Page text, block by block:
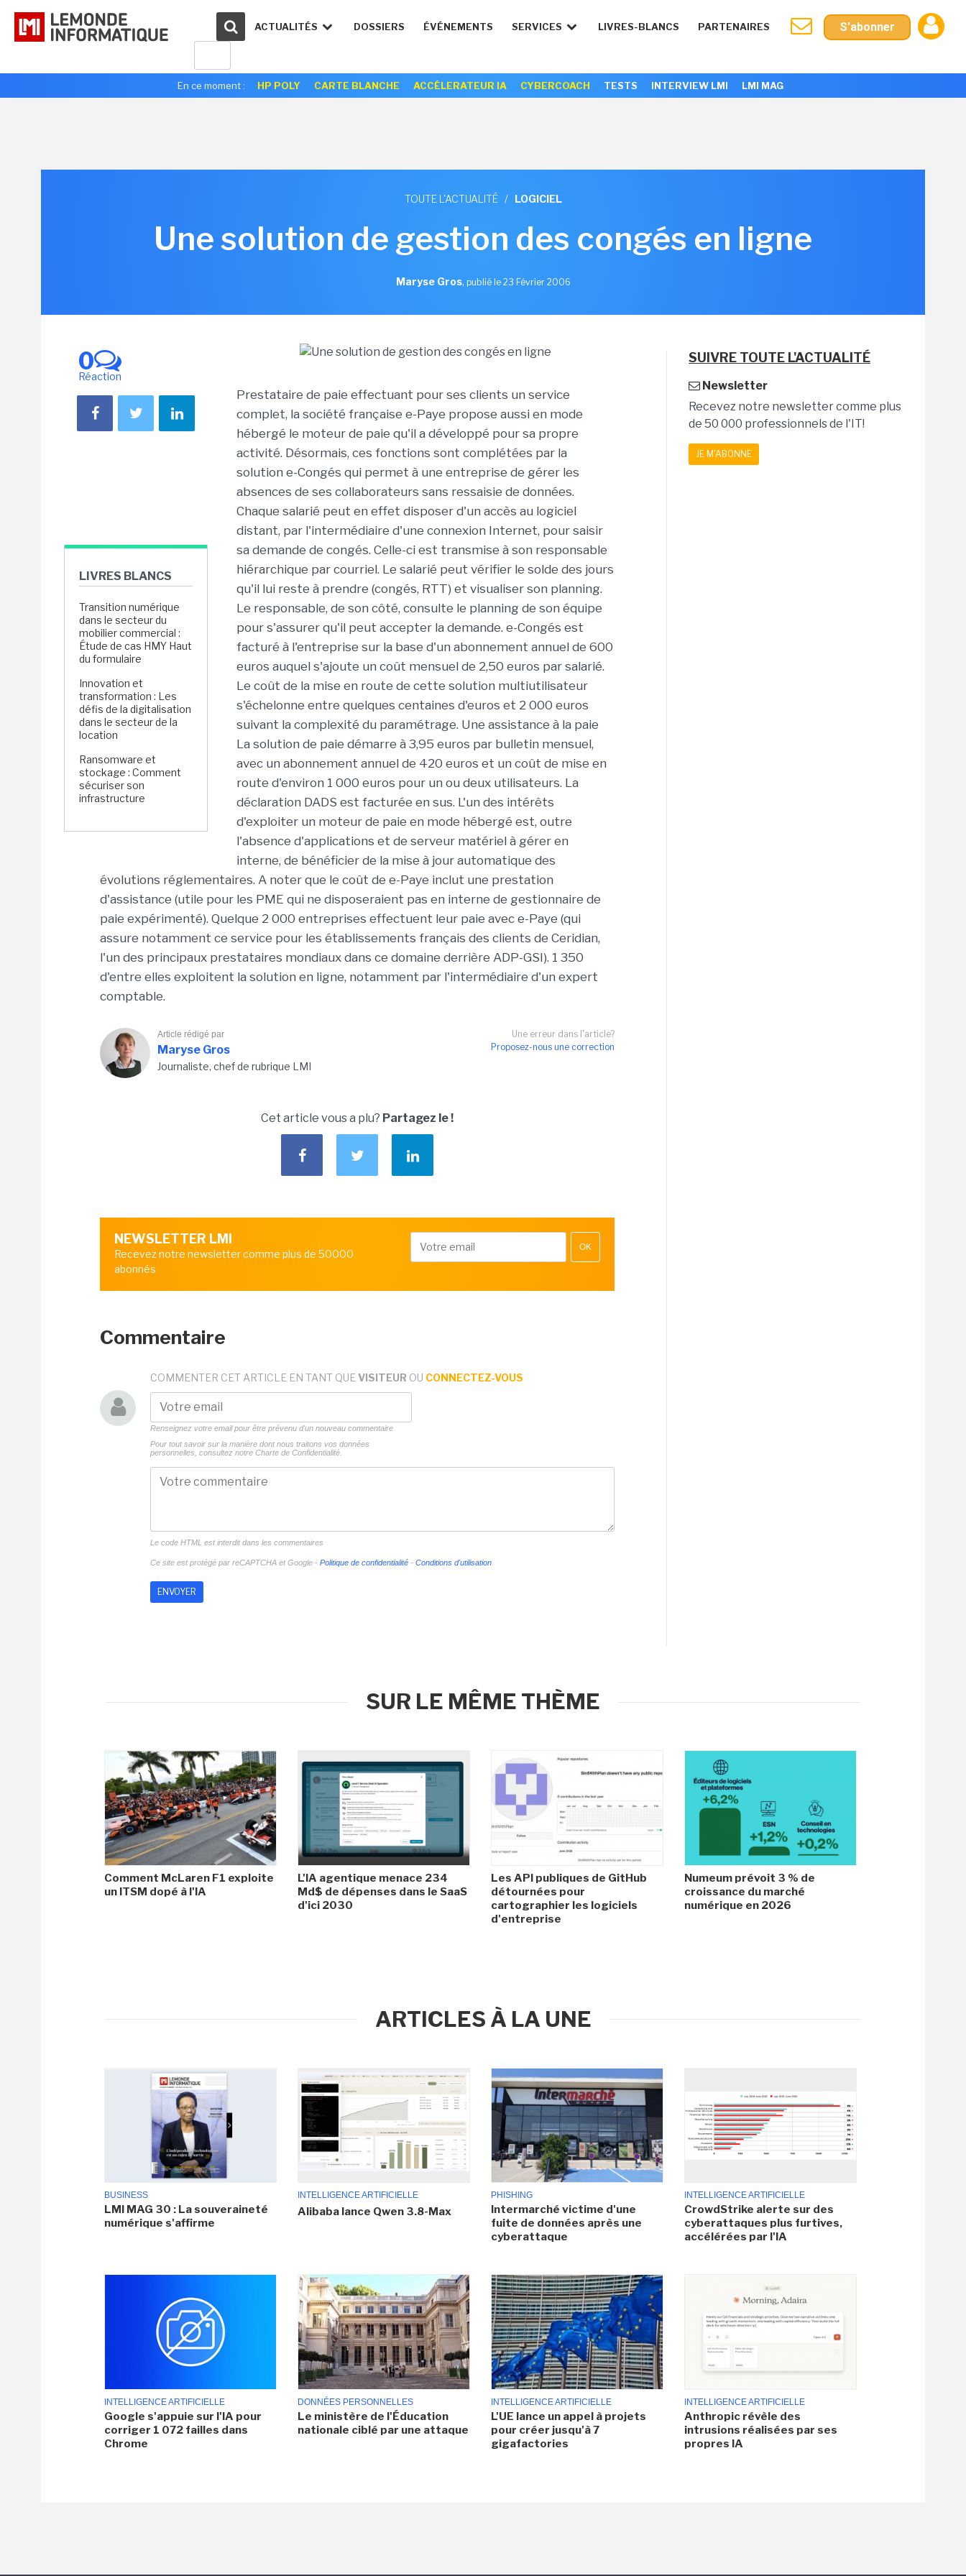
ACTUALITÉS DOSSIERS ÉVÉNEMENTS SERVICES LIVRES-BLANCS PARTENAIRES S'abonner
En ce moment : HP POLY CARTE BLANCHE ACCÉLERATEUR IA CYBERCOACH TESTS INTERVIEW LMI LMI MAG
TOUTE L'ACTUALITÉ / LOGICIEL
Une solution de gestion des congés en ligne
Maryse Gros, publié le 23 Février 2006
0
Réaction
LIVRES BLANCS
Transition numérique
dans le secteur du
mobilier commercial :
Étude de cas HMY Haut
du formulaire
Innovation et
transformation : Les
défis de la digitalisation
dans le secteur de la
location
Ransomware et
stockage : Comment
sécuriser son
infrastructure
Prestataire de paie effectuant pour ses clients un service
complet, la société française e-Paye propose aussi en mode
hébergé le moteur de paie qu'il a développé pour sa propre
activité. Désormais, ces fonctions sont complétées par la
solution e-Congés qui permet à une entreprise de gérer les
absences de ses collaborateurs sans ressaisie de données.
Chaque salarié peut en effet disposer d'un accès au logiciel
distant, par l'intermédiaire d'une connexion Internet, pour saisir
sa demande de congés. Celle-ci est transmise à son responsable
hiérarchique par courriel. Le salarié peut vérifier le solde des jours
qu'il lui reste à prendre (congés, RTT) et visualiser son planning.
Le responsable, de son côté, consulte le planning de son équipe
pour s'assurer qu'il peut accepter la demande. e-Congés est
facturé à l'entreprise sur la base d'un abonnement annuel de 600
euros auquel s'ajoute un coût mensuel de 2,50 euros par salarié.
Le coût de la mise en route de cette solution multiutilisateur
s'échelonne entre quelques centaines d'euros et 2 000 euros
suivant la complexité du paramétrage. Une assistance à la paie
La solution de paie démarre à 3,95 euros par bulletin mensuel,
avec un abonnement annuel de 420 euros et un coût de mise en
route d'environ 1 000 euros pour un ou deux utilisateurs. La
déclaration DADS est facturée en sus. L'un des intérêts
d'exploiter un moteur de paie en mode hébergé est, outre
l'absence d'applications et de serveur matériel à gérer en
interne, de bénéficier de la mise à jour automatique des
évolutions réglementaires. A noter que le coût de e-Paye inclut une prestation
d'assistance (utile pour les PME qui ne disposeraient pas en interne de gestionnaire de
paie expérimenté). Quelque 2 000 entreprises effectuent leur paie avec e-Paye (qui
assure notamment ce service pour les établissements français des clients de Ceridian,
l'un des principaux prestataires mondiaux dans ce domaine derrière ADP-GSI). 1 350
d'entre elles exploitent la solution en ligne, notamment par l'intermédiaire d'un expert
comptable.
Une erreur dans l'article?
Proposez-nous une correction
Article rédigé par
Maryse Gros
Journaliste, chef de rubrique LMI
Cet article vous a plu? Partagez le !
NEWSLETTER LMI
Recevez notre newsletter comme plus de 50000
abonnés
OK
Commentaire
COMMENTER CET ARTICLE EN TANT QUE VISITEUR OU CONNECTEZ-VOUS
Renseignez votre email pour être prévenu d'un nouveau commentaire
Pour tout savoir sur la manière dont nous traitons vos données
personnelles, consultez notre Charte de Confidentialité.
Le code HTML est interdit dans les commentaires
Ce site est protégé par reCAPTCHA et Google - Politique de confidentialité - Conditions d'utilisation
SUIVRE TOUTE L'ACTUALITÉ
Newsletter
Recevez notre newsletter comme plus
de 50 000 professionnels de l'IT!
JE M'ABONNE
SUR LE MÊME THÈME
Comment McLaren F1 exploite
un ITSM dopé à l'IA
L'IA agentique menace 234
Md$ de dépenses dans le SaaS
d'ici 2030
Les API publiques de GitHub
détournées pour
cartographier les logiciels
d'entreprise
Numeum prévoit 3 % de
croissance du marché
numérique en 2026
ARTICLES À LA UNE
BUSINESS
LMI MAG 30 : La souveraineté
numérique s'affirme
INTELLIGENCE ARTIFICIELLE
Alibaba lance Qwen 3.8-Max
PHISHING
Intermarché victime d'une
fuite de données après une
cyberattaque
INTELLIGENCE ARTIFICIELLE
CrowdStrike alerte sur des
cyberattaques plus furtives,
accélérées par l'IA
INTELLIGENCE ARTIFICIELLE
Google s'appuie sur l'IA pour
corriger 1 072 failles dans
Chrome
DONNÉES PERSONNELLES
Le ministère de l'Éducation
nationale ciblé par une attaque
INTELLIGENCE ARTIFICIELLE
L'UE lance un appel à projets
pour créer jusqu'à 7
gigafactories
INTELLIGENCE ARTIFICIELLE
Anthropic révèle des
intrusions réalisées par ses
propres IA